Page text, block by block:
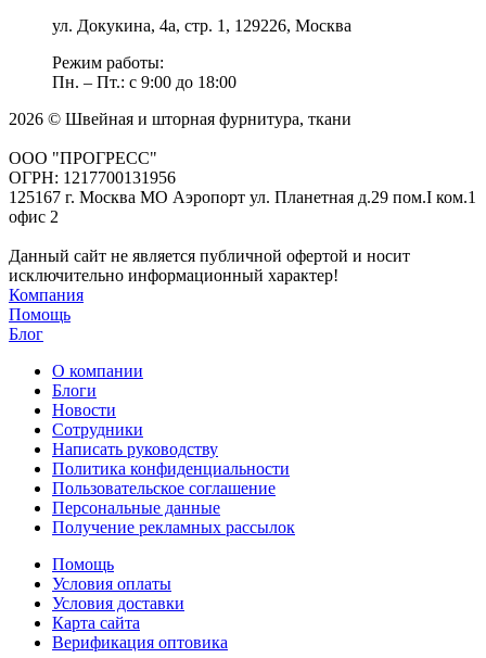
ул. Докукина, 4а, стр. 1, 129226, Москва
Режим работы:
Пн. – Пт.: с 9:00 до 18:00
2026 © Швейная и шторная фурнитура, ткани
ООО "ПРОГРЕСС"
ОГРН: 1217700131956
125167 г. Москва МО Аэропорт ул. Планетная д.29 пом.I ком.1
офис 2
Данный сайт не является публичной офертой и носит
исключительно информационный характер!
Компания
Помощь
Блог
О компании
Блоги
Новости
Сотрудники
Написать руководству
Политика конфиденциальности
Пользовательское соглашение
Персональные данные
Получение рекламных рассылок
Помощь
Условия оплаты
Условия доставки
Карта сайта
Верификация оптовика